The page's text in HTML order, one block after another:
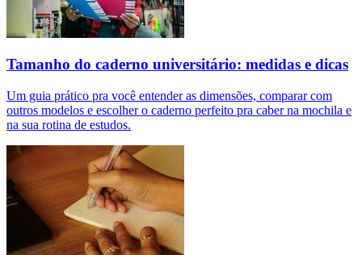
Tamanho do caderno universitário: medidas e dicas
Um guia prático pra você entender as dimensões, comparar com
outros modelos e escolher o caderno perfeito pra caber na mochila e
na sua rotina de estudos.